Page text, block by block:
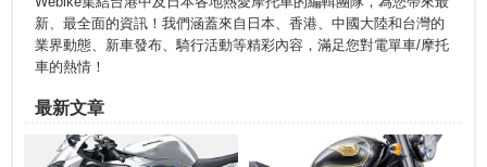
新、最全面的資訊！我們涵蓋來自日本、香港、中國大陸和台灣的
業界動態、新車發布、騎行活動等精彩內容，滿足您對電單車/摩托
車的熱情！
最新文章